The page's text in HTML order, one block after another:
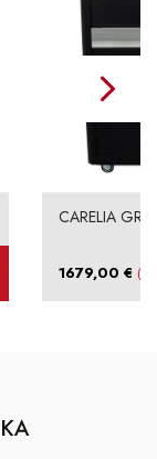
CARELIA
1679,00 €